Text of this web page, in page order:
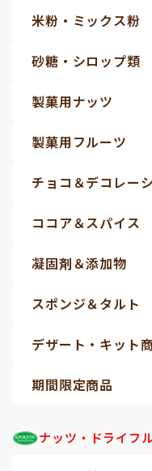
米粉・ミックス粉
砂糖・シロップ類
製菓用ナッツ
製菓用フルーツ
チョコ＆デコレー
ココア＆スパイス
凝固剤＆添加物
スポンジ＆タルト
デザート・キット
期間限定商品
ナッツ・ドライフ